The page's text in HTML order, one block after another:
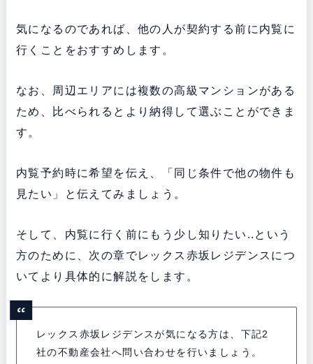
気になるのであれば、他の人が契約する前に内覧に
行くことをおすすめします。
なお、周辺エリアには複数の高級マンションがある
ため、比べられるとより納得して選ぶことができま
す。
内覧予約時に希望を伝え、「同じ条件で他の物件も
見たい」と伝えてみましょう。
そして、内覧に行く前にもう少し知りたい..という
方のために、次の章でレックス赤坂レジデンスにつ
いてより具体的に解説をします。
レックス赤坂レジデンスが気になる方は、下記2
社の不動産会社へ問い合わせを行いましょう。